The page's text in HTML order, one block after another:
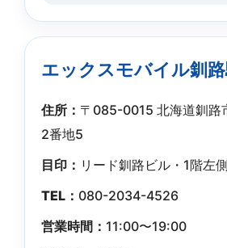
エックスモバイル釧
住所： 〒085-0015 北海道釧路
2番地5
目印： リード釧路ビル・1階左側
TEL： 080-2034-4526
営業時間： 11:00〜19:00